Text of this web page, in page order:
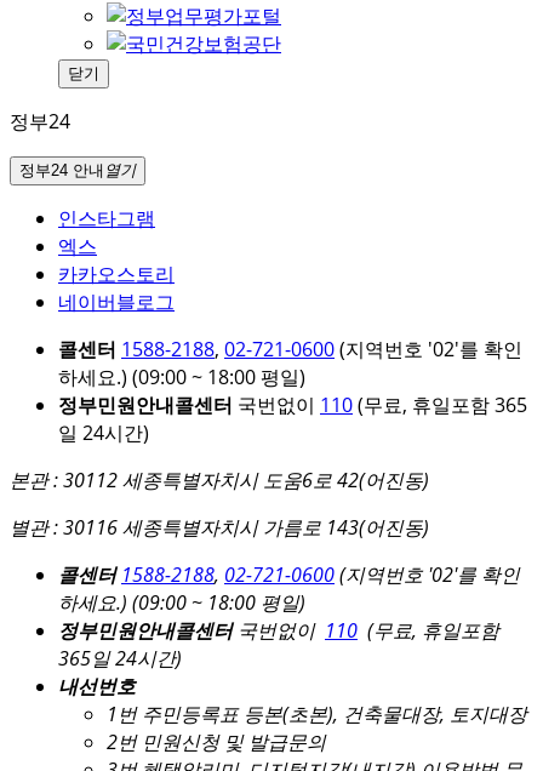
닫기
정부24
정부24 안내 열기
인스타그램
엑스
카카오스토리
네이버블로그
콜센터 1588-2188, 02-721-0600(지역번호 '02'를 확인
하세요.) (09:00 ~ 18:00 평일)
정부민원안내콜센터 국번없이 110(무료, 휴일포함 365
일 24시간)
본관 : 30112 세종특별자치시 도움6로 42(어진동)
별관 : 30116 세종특별자치시 가름로 143(어진동)
콜센터 1588-2188, 02-721-0600(지역번호 '02'를 확인
하세요.) (09:00 ~ 18:00 평일)
정부민원안내콜센터국번없이 110 (무료, 휴일포함
365일 24시간)
내선번호
1번 주민등록표 등본(초본), 건축물대장, 토지대장
2번 민원신청 및 발급문의